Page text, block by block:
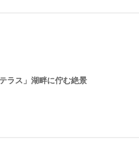
ラス」湖畔に佇む絶景